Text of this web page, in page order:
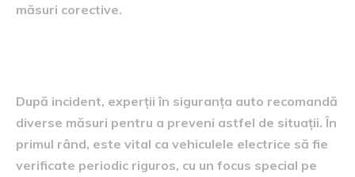
măsuri corective.
După incident, experții în siguranța auto recomandă
diverse măsuri pentru a preveni astfel de situații. În
primul rând, este vital ca vehiculele electrice să fie
verificate periodic riguros, cu un focus special pe